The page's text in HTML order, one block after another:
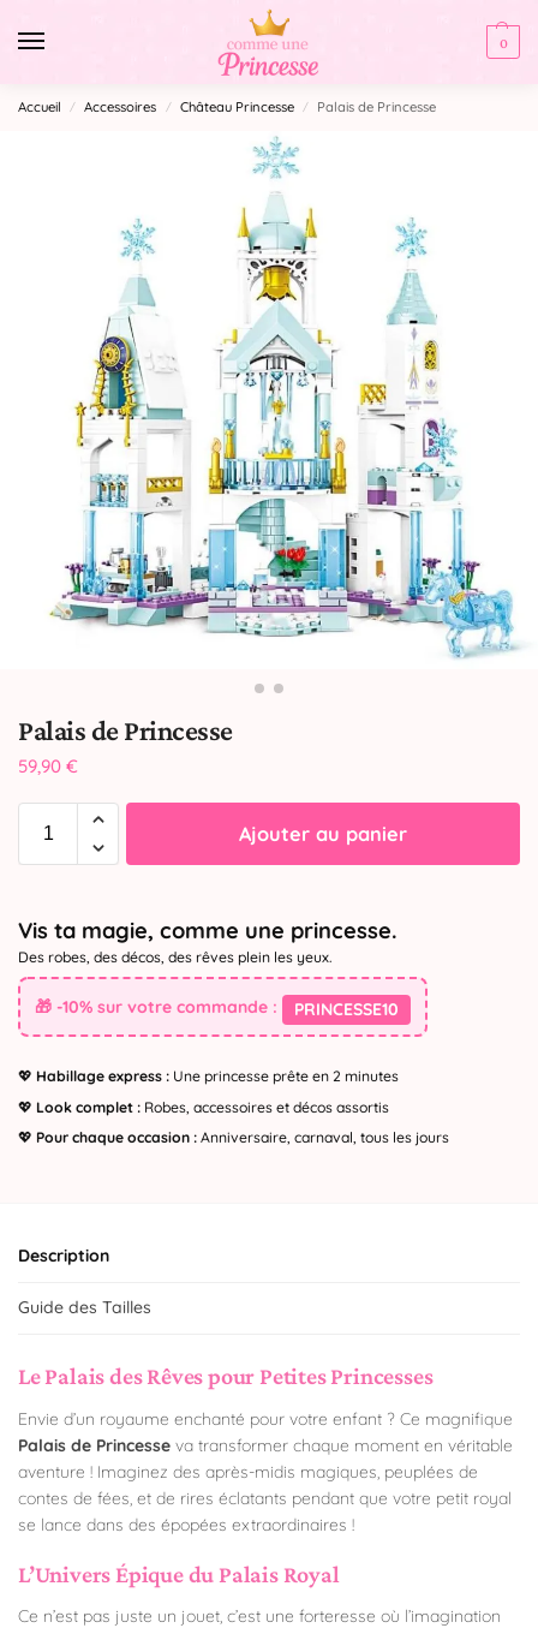
0
Accueil / Accessoires / Château Princesse / Palais de Princesse
Palais de Princesse
59,90 €
Ajouter au panier
Vis ta magie, comme une princesse.
Des robes, des décos, des rêves plein les yeux.
🎁 -10% sur votre commande : PRINCESSE10
💖 Habillage express : Une princesse prête en 2 minutes
💖 Look complet : Robes, accessoires et décos assortis
💖 Pour chaque occasion : Anniversaire, carnaval, tous les jours
Description
Guide des Tailles
Le Palais des Rêves pour Petites Princesses
Envie d’un royaume enchanté pour votre enfant ? Ce magnifique
Palais de Princesse va transformer chaque moment en véritable
aventure ! Imaginez des après-midis magiques, peuplées de
contes de fées, et de rires éclatants pendant que votre petit royal
se lance dans des épopées extraordinaires !
L’Univers Épique du Palais Royal
Ce n’est pas juste un jouet, c’est une forteresse où l’imagination